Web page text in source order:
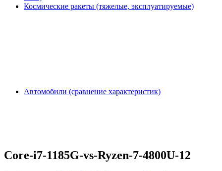
Космические ракеты (тяжелые, эксплуатируемые)
Автомобили (сравнение характеристик)
Core-i7-1185G-vs-Ryzen-7-4800U-12